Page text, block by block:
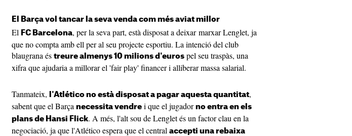
El Barça vol tancar la seva venda com més aviat millor
El FC Barcelona, per la seva part, està disposat a deixar marxar Lenglet, ja
que no compta amb ell per al seu projecte esportiu. La intenció del club
blaugrana és treure almenys 10 milions d'euros pel seu traspàs, una
xifra que ajudaria a millorar el 'fair play' financer i alliberar massa salarial.
Tanmateix, l'Atlético no està disposat a pagar aquesta quantitat,
sabent que el Barça necessita vendre i que el jugador no entra en els
plans de Hansi Flick. A més, l'alt sou de Lenglet és un factor clau en la
negociació, ja que l'Atlético espera que el central accepti una rebaixa